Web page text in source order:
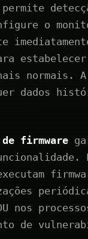
permite
o
normais.
dados
de firmware
nos
de